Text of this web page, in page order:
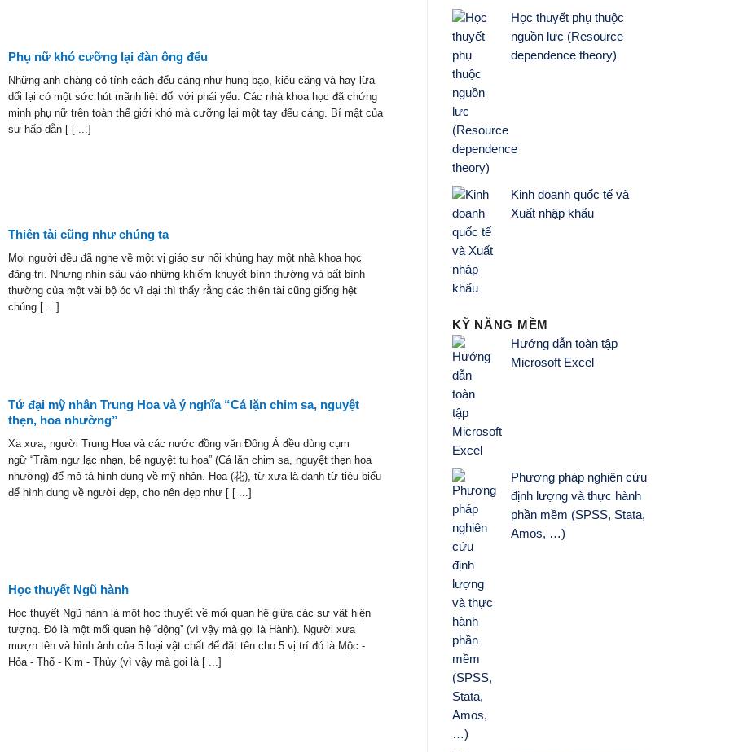
Phụ nữ khó cưỡng lại đàn ông đểu
Những anh chàng có tính cách đểu cáng như hung bạo, kiêu căng và hay lừa
dối lại có một sức hút mãnh liệt đối với phái yếu. Các nhà khoa học đã chứng
minh phụ nữ trên toàn thế giới khó mà cưỡng lại một tay đểu cáng. Bí mật của
sự hấp dẫn [ [ ...]
Thiên tài cũng như chúng ta
Mọi người đều đã nghe về một vị giáo sư nổi khùng hay một nhà khoa học
đãng trí. Nhưng nhìn sâu vào những khiếm khuyết bình thường và bất bình
thường của một vài bộ óc vĩ đại thì thấy rằng các thiên tài cũng giống hệt
chúng [ ...]
Tứ đại mỹ nhân Trung Hoa và ý nghĩa “Cá lặn chim sa, nguyệt
thẹn, hoa nhường”
Xa xưa, người Trung Hoa và các nước đồng văn Đông Á đều dùng cụm
ngữ “Trầm ngư lạc nhạn, bế nguyệt tu hoa” (Cá lặn chim sa, nguyệt thẹn hoa
nhường) để mô tả hình dung về mỹ nhân. Hoa (花), từ xưa là danh từ tiêu biểu
để hình dung về người đẹp, cho nên đẹp như [ [ ...]
Học thuyết Ngũ hành
Học thuyết Ngũ hành là một học thuyết về mối quan hệ giữa các sự vật hiện
tượng. Đó là một mối quan hệ “động” (vì vậy mà gọi là Hành). Người xưa
mượn tên và hình ảnh của 5 loại vật chất để đặt tên cho 5 vị trí đó là Mộc -
Hỏa - Thổ - Kim - Thủy (vì vậy mà gọi là [ ...]
Học thuyết phụ thuộc
nguồn lực (Resource
dependence theory)
Kinh doanh quốc tế và
Xuất nhập khẩu
KỸ NĂNG MỀM
Hướng dẫn toàn tập
Microsoft Excel
Phương pháp nghiên cứu
định lượng và thực hành
phần mềm (SPSS, Stata,
Amos, …)